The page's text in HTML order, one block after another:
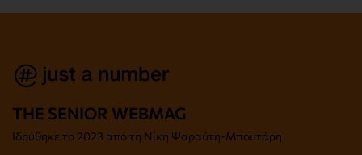
THE SENIOR WEBMAG
Iδρύθηκε το 2023 από τη Νίκη Ψαραύτη-Μπουτάρη